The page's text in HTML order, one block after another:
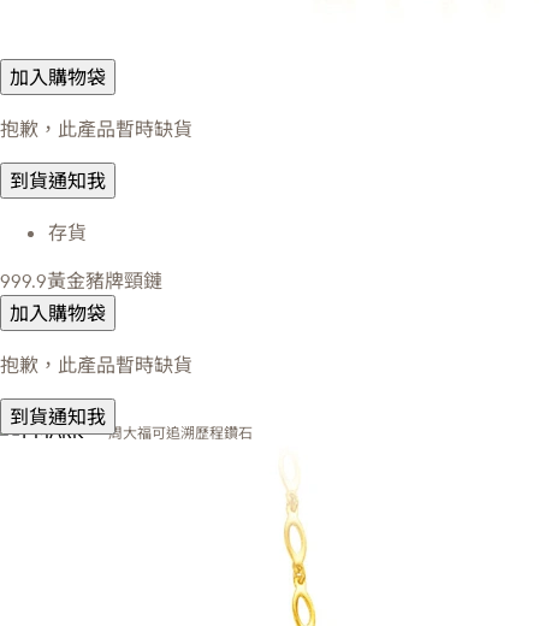
加入購物袋
抱歉，此產品暫時缺貨
到貨通知我
存貨
999.9黃金豬牌頸鏈
加入購物袋
抱歉，此產品暫時缺貨
到貨通知我
周大福可追溯歷程鑽石